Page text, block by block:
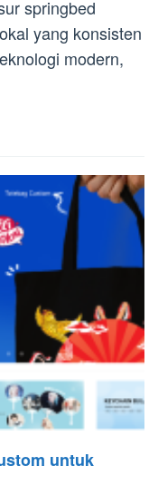
springbed
yang konsisten
modern,
untuk